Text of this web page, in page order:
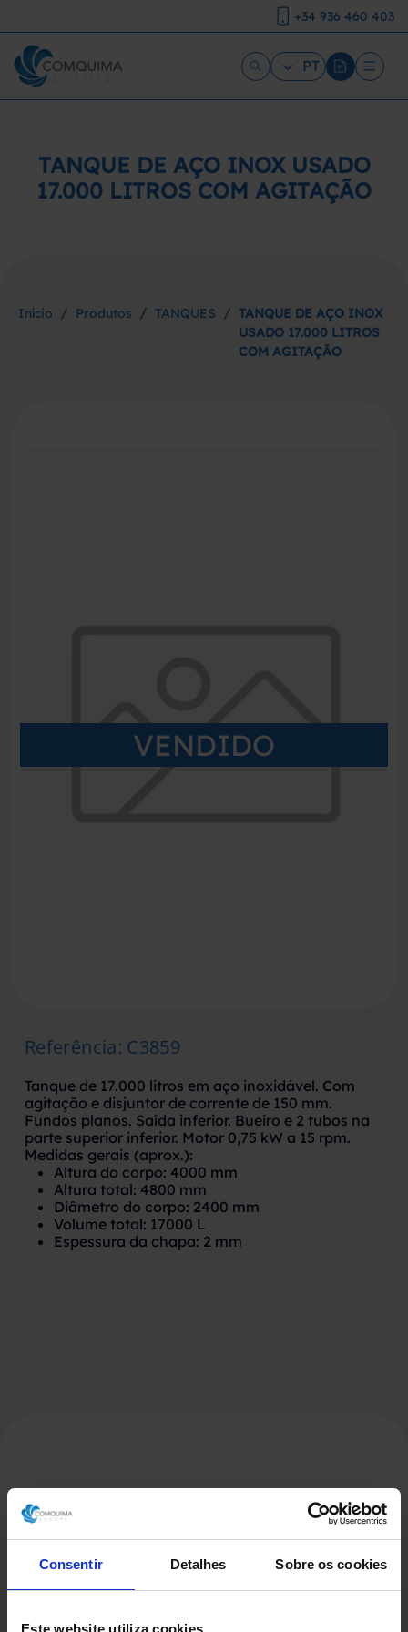
Consentir Detalhes Sobre os cookies
Este website utiliza cookies
+34 936 460 403
PT
TANQUE DE AÇO INOX USADO
17.000 LITROS COM AGITAÇÃO
Início / Produtos / TANQUES / TANQUE DE AÇO INOX
USADO 17.000 LITROS
COM AGITAÇÃO
VENDIDO
Referência: C3859
Tanque de 17.000 litros em aço inoxidável. Com
agitação e disjuntor de corrente de 150 mm.
Fundos planos. Saída inferior. Bueiro e 2 tubos na
parte superior inferior. Motor 0,75 kW a 15 rpm.
Medidas gerais (aprox.):
Altura do corpo: 4000 mm
Altura total: 4800 mm
Diâmetro do corpo: 2400 mm
Volume total: 17000 L
Espessura da chapa: 2 mm
Produtos Relacionados